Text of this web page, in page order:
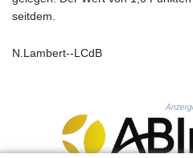
seitdem.
N.Lambert--LCdB